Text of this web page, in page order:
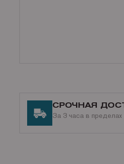
СРОЧНАЯ
За 3 часа в